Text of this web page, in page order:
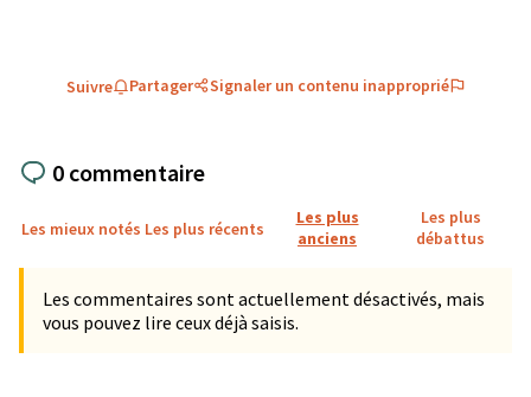
Suivre Partager Signaler un contenu inapproprié
0 commentaire
Les mieux notés Les plus récents
Les plus
anciens
Les plus
débattus
Les commentaires sont actuellement désactivés, mais
vous pouvez lire ceux déjà saisis.